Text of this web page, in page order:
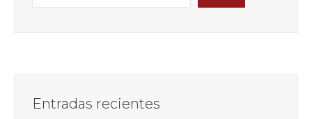
Entradas recientes